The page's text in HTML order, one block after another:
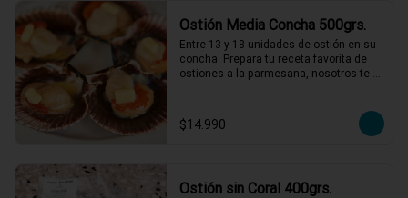
Ostión Media Concha 500grs.
Entre 13 y 18 unidades de ostión en su
concha. Prepara tu receta favorita de
ostiones a la parmesana, nosotros te
$14.990
Ostión sin Coral 400grs.